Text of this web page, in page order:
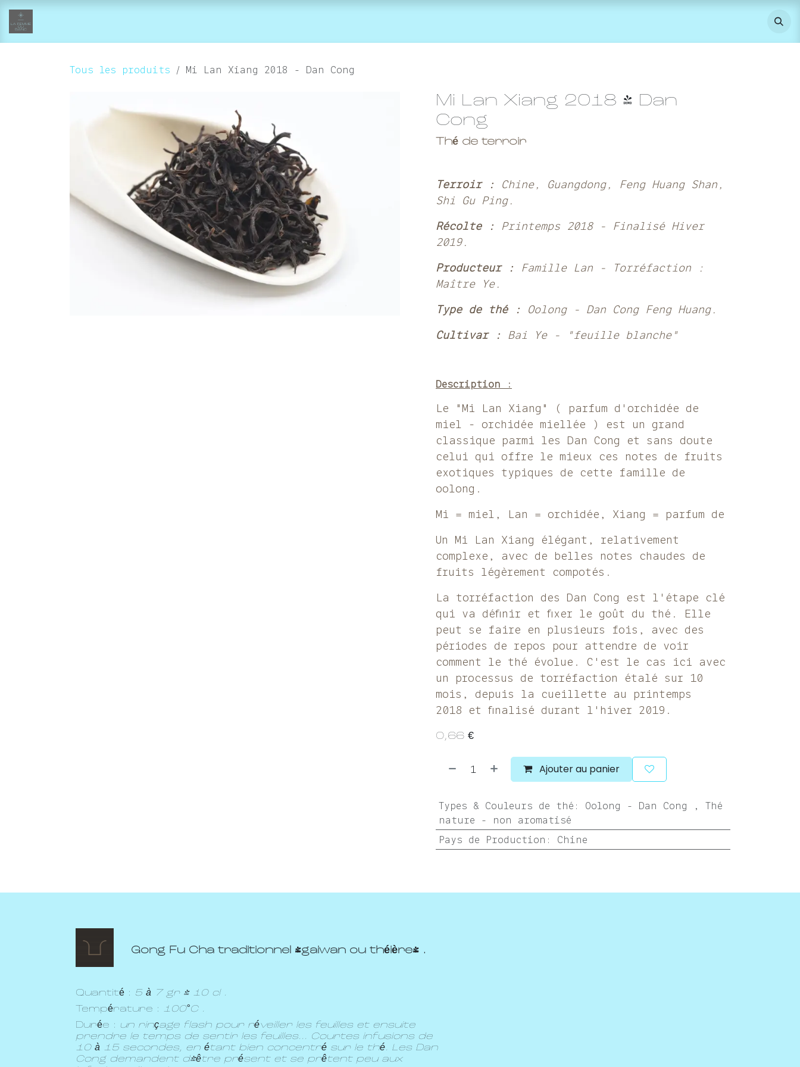
Se rendre au contenu
Tous les produits Mi Lan Xiang 2018 - Dan Cong
Mi Lan Xiang 2018 - Dan
Cong
Thé de terroir
Terroir : Chine, Guangdong, Feng Huang Shan,
Shi Gu Ping.
Récolte : Printemps 2018 - Finalisé Hiver
2019.
Producteur : Famille Lan - Torréfaction :
Maître Ye.
Type de thé : Oolong - Dan Cong Feng Huang.
Cultivar : Bai Ye - "feuille blanche"
Description :
Le "Mi Lan Xiang" ( parfum d'orchidée de
miel - orchidée miellée ) est un grand
classique parmi les Dan Cong et sans doute
celui qui offre le mieux ces notes de fruits
exotiques typiques de cette famille de
oolong.
Mi = miel, Lan = orchidée, Xiang = parfum de
Un Mi Lan Xiang élégant, relativement
complexe, avec de belles notes chaudes de
fruits légèrement compotés.
La torréfaction des Dan Cong est l'étape clé
qui va définir et fixer le goût du thé. Elle
peut se faire en plusieurs fois, avec des
périodes de repos pour attendre de voir
comment le thé évolue. C'est le cas ici avec
un processus de torréfaction étalé sur 10
mois, depuis la cueillette au printemps
2018 et finalisé durant l'hiver 2019.
0,66 €
Ajouter au panier
Types & Couleurs de thé : Oolong - Dan Cong , Thé
nature - non aromatisé
Pays de Production : Chine
Gong Fu Cha traditionnel (gaiwan ou théière) .
Quantité :
5 à 7 gr / 10 cl .
Température : 100°C .
Durée : un rinçage flash pour réveiller les feuilles et ensuite
prendre le temps de sentir les feuilles... Courtes infusions de
10 à 15 secondes, en étant bien concentré sur le thé. Les Dan
Cong demandent d'être présent et se prêtent peu aux